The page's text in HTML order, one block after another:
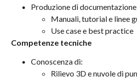
Produzione di
Manuali, tutorial e linee
Use case e best practice
Competenze tecniche
Conoscenza di:
Rilievo 3D e nuvole di